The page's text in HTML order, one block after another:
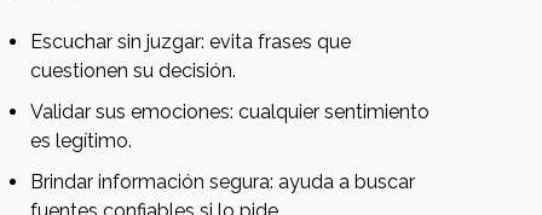
Escuchar sin juzgar: evita frases que
cuestionen su decisión.
Validar sus emociones: cualquier sentimiento
es legítimo.
Brindar información segura: ayuda a buscar